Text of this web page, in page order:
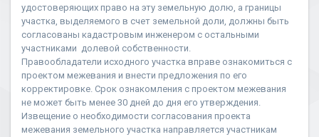
удостоверяющих право на эту земельную долю, а границы
участка, выделяемого в счет земельной доли, должны быть
согласованы кадастровым инженером с остальными
участниками долевой собственности.
Правообладатели исходного участка вправе ознакомиться с
проектом межевания и внести предложения по его
корректировке. Срок ознакомления с проектом межевания
не может быть менее 30 дней до дня его утверждения.
Извещение о необходимости согласования проекта
межевания земельного участка направляется участникам